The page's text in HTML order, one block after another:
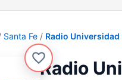
Santa Fe Radio Universidad
Radio